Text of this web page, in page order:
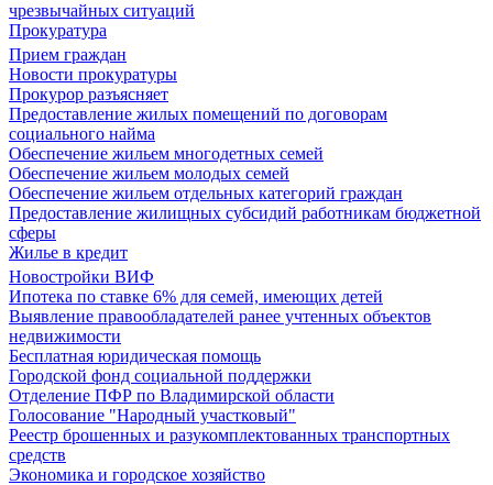
чрезвычайных ситуаций
Прокуратура
Прием граждан
Новости прокуратуры
Прокурор разъясняет
Предоставление жилых помещений по договорам
социального найма
Обеспечение жильем многодетных семей
Обеспечение жильем молодых семей
Обеспечение жильем отдельных категорий граждан
Предоставление жилищных субсидий работникам бюджетной
сферы
Жилье в кредит
Новостройки ВИФ
Ипотека по ставке 6% для семей, имеющих детей
Выявление правообладателей ранее учтенных объектов
недвижимости
Бесплатная юридическая помощь
Городской фонд социальной поддержки
Отделение ПФР по Владимирской области
Голосование "Народный участковый"
Реестр брошенных и разукомплектованных транспортных
средств
Экономика и городское хозяйство